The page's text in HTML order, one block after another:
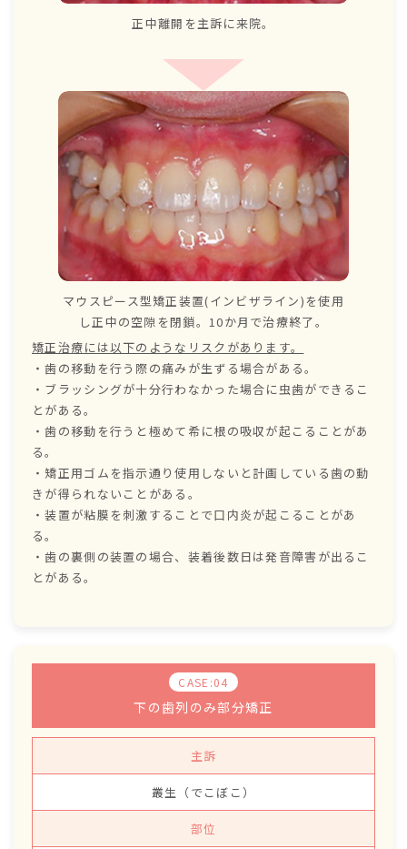
正中離開を主訴に来院。
マウスピース型矯正装置(インビザライン)を使用
し正中の空隙を閉鎖。10か月で治療終了。
矯正治療には以下のようなリスクがあります。
・歯の移動を行う際の痛みが生ずる場合がある。
・ブラッシングが十分行わなかった場合に虫歯ができるこ
とがある。
・歯の移動を行うと極めて希に根の吸収が起こることがあ
る。
・矯正用ゴムを指示通り使用しないと計画している歯の動
きが得られないことがある。
・装置が粘膜を刺激することで口内炎が起こることがあ
る。
・歯の裏側の装置の場合、装着後数日は発音障害が出るこ
とがある。
CASE:04
下の歯列のみ部分矯正
主訴
叢生（でこぼこ）
部位